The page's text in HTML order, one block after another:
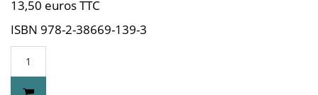
13,50 euros TTC
ISBN 978-2-38669-139-3